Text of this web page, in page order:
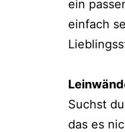
ein
einfach
Suchst
das es